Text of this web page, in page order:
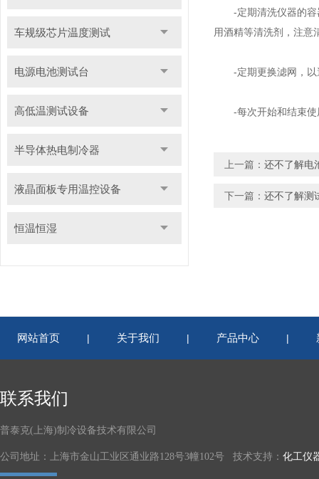
车规级芯片温度测试
电源电池测试台
高低温测试设备
半导体热电制冷器
液晶面板专用温控设备
恒温恒湿
-定期清洗仪器的容器
用酒精等清洗剂，注意
-定期更换滤网，以
-每次开始和结束使用
上一篇： 还不了解电
下一篇： 还不了解测
网站首页 | 关于我们 | 产品中心 |
联系我们
普泰克(上海)制冷设备技术有限公司
公司地址：上海市金山工业区通业路128号3幢102号 技术支持： 化工仪